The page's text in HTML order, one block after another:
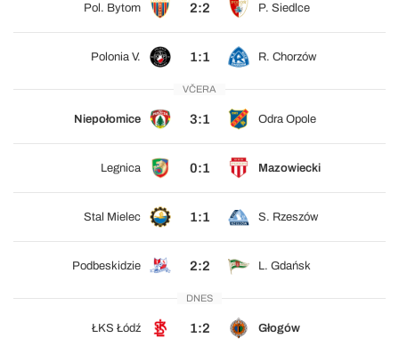
Pol. Bytom 2:2 P. Siedlce
Polonia V. 1:1 R. Chorzów
VČERA
Niepołomice 3:1 Odra Opole
Legnica 0:1 Mazowiecki
Stal Mielec 1:1 S. Rzeszów
Podbeskidzie 2:2 L. Gdańsk
DNES
ŁKS Łódź 1:2 Głogów